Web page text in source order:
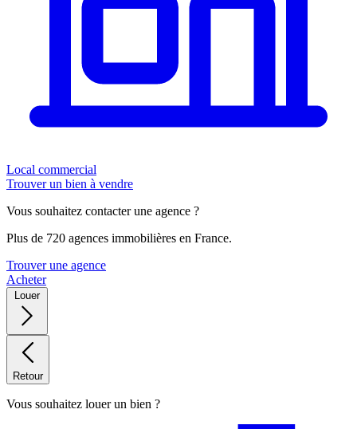
Local commercial
Trouver un bien à vendre
Vous souhaitez contacter une agence ?
Plus de 720 agences immobilières en France.
Trouver une agence
Acheter
Louer
Retour
Vous souhaitez louer un bien ?